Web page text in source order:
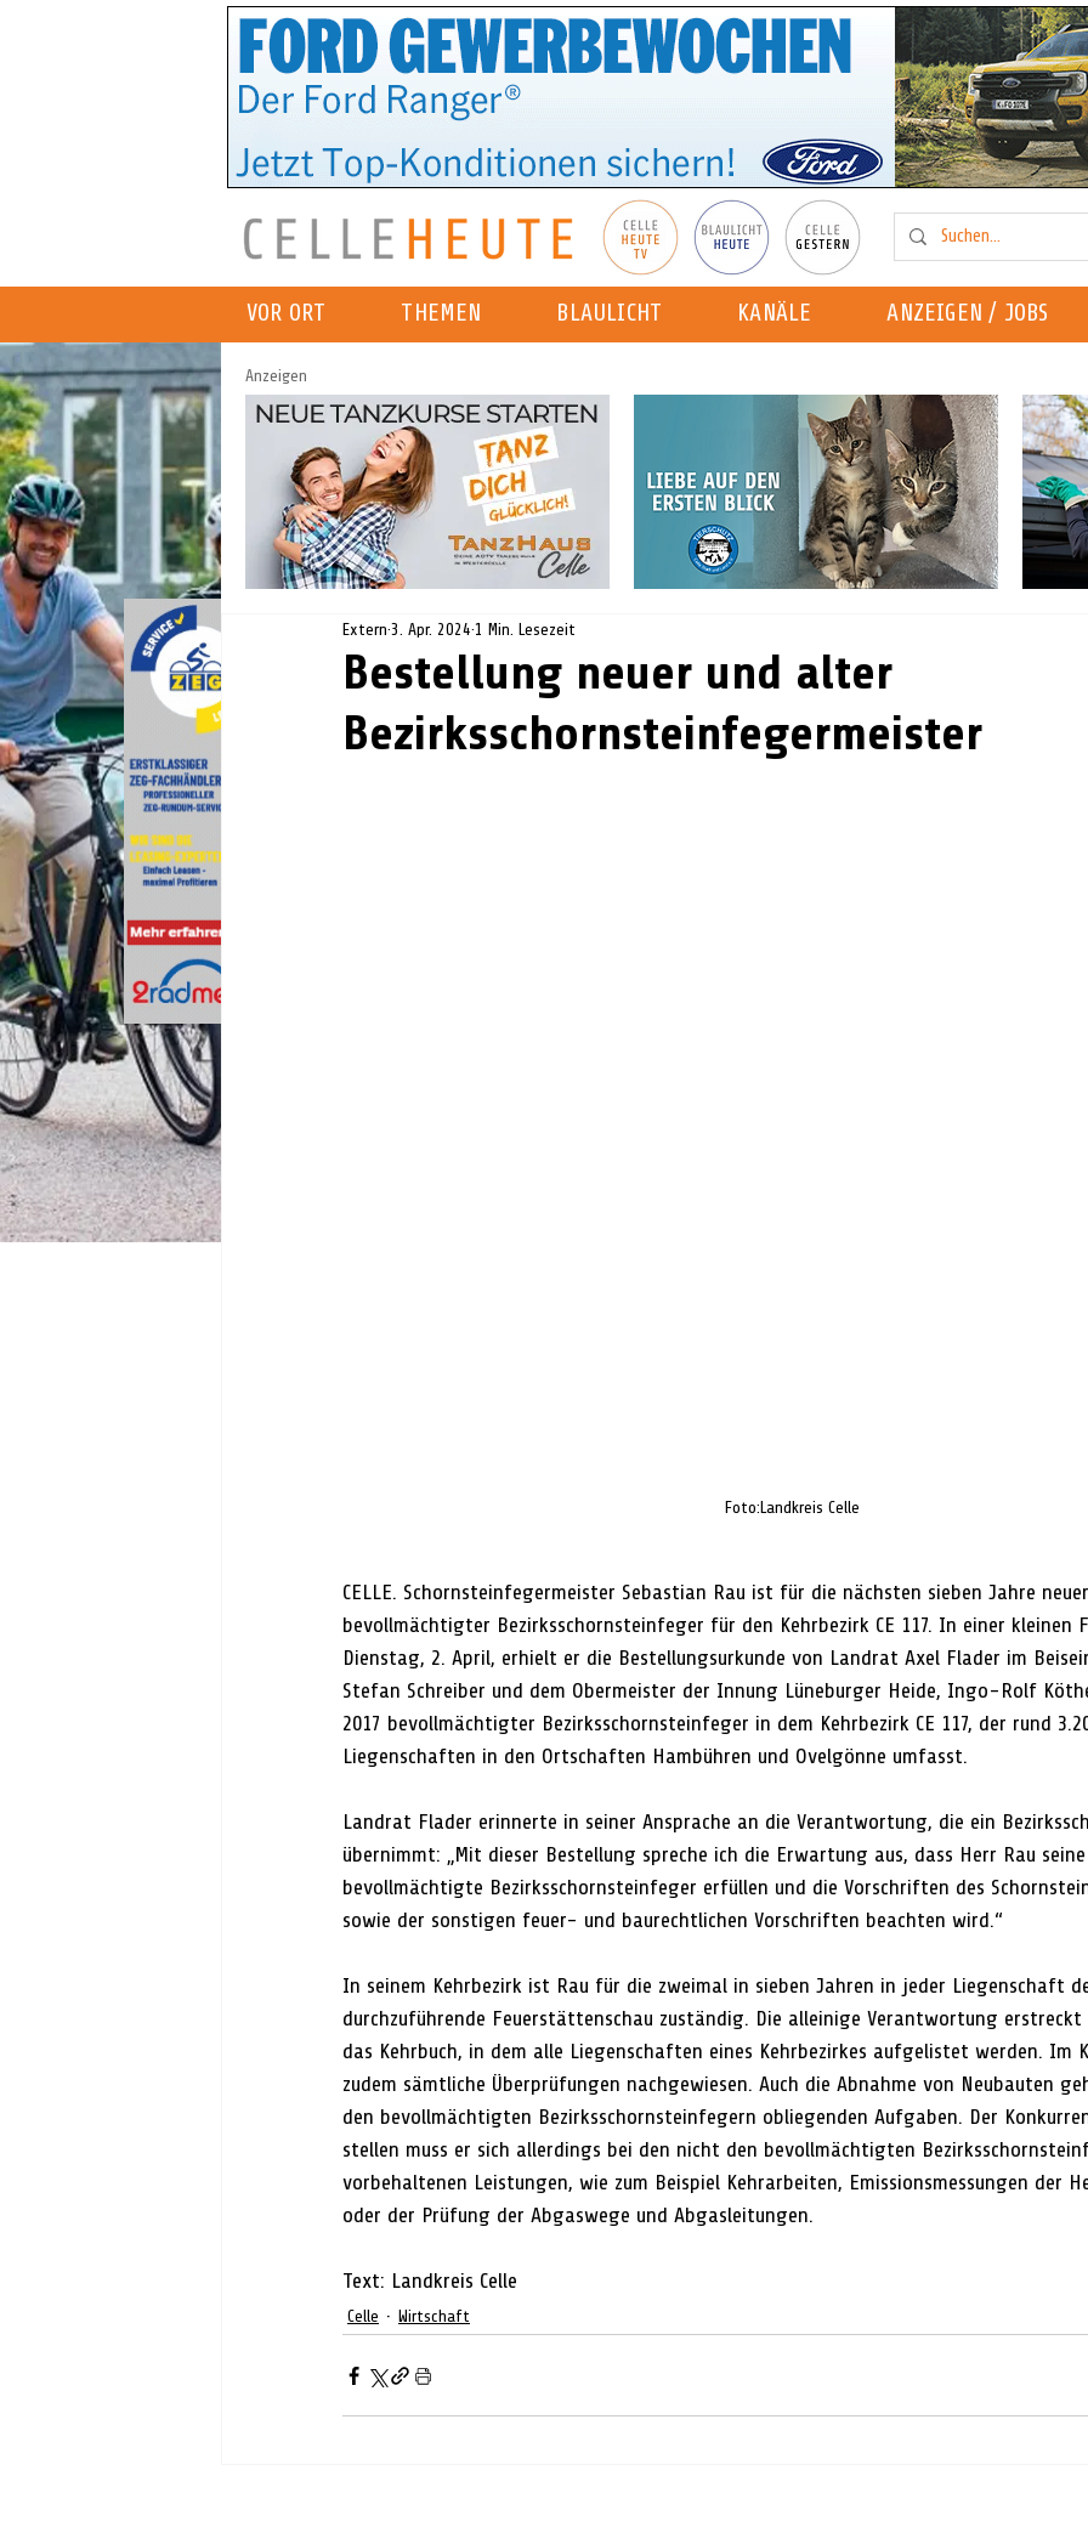
VOR ORT THEMEN BLAULICHT KANÄLE ANZEIGEN / JOBS
Anzeigen
Bestellung neuer und alter
Bezirksschornsteinfegermeister
Extern 3. Apr. 2024 1 Min. Lesezeit
Foto:Landkreis Celle
CELLE. Schornsteinfegermeister Sebastian Rau ist für die nächsten sieben Jahre
bevollmächtigter Bezirksschornsteinfeger für den Kehrbezirk CE 117. In einer kleinen
Dienstag, 2. April, erhielt er die Bestellungsurkunde von Landrat Axel Flader im
Stefan Schreiber und dem Obermeister der Innung Lüneburger Heide, Ingo-Rolf
2017 bevollmächtigter Bezirksschornsteinfeger in dem Kehrbezirk CE 117, der rund
Liegenschaften in den Ortschaften Hambühren und Ovelgönne umfasst.
Landrat Flader erinnerte in seiner Ansprache an die Verantwortung, die ein
übernimmt: „Mit dieser Bestellung spreche ich die Erwartung aus, dass Herr Rau
bevollmächtigte Bezirksschornsteinfeger erfüllen und die Vorschriften des
sowie der sonstigen feuer- und baurechtlichen Vorschriften beachten wird.“
In seinem Kehrbezirk ist Rau für die zweimal in sieben Jahren in jeder Liegenschaft
durchzuführende Feuerstättenschau zuständig. Die alleinige Verantwortung erstreckt
das Kehrbuch, in dem alle Liegenschaften eines Kehrbezirkes aufgelistet werden. Im
zudem sämtliche Überprüfungen nachgewiesen. Auch die Abnahme von Neubauten
den bevollmächtigten Bezirksschornsteinfegern obliegenden Aufgaben. Der
stellen muss er sich allerdings bei den nicht den bevollmächtigten
vorbehaltenen Leistungen, wie zum Beispiel Kehrarbeiten, Emissionsmessungen der
oder der Prüfung der Abgaswege und Abgasleitungen.
Text: Landkreis Celle
Celle Wirtschaft